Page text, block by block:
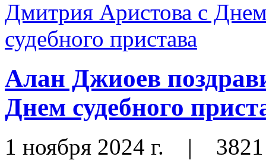
Алан Джиоев
Днем судебного
1 ноября 2024 г. | 3821